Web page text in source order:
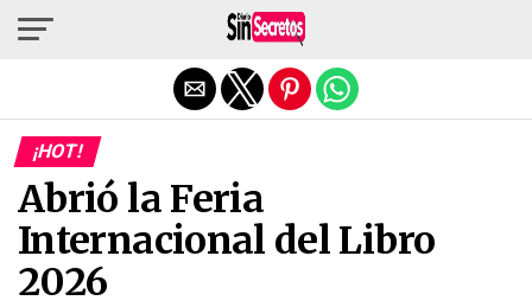
¡HOT!
Abrió la Feria
Internacional del Libro
2026
Salir de la versión móvil